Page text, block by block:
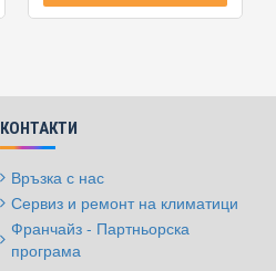
КОНТАКТИ
Връзка с нас
Сервиз и ремонт на климатици
Франчайз - Партньорска
програма